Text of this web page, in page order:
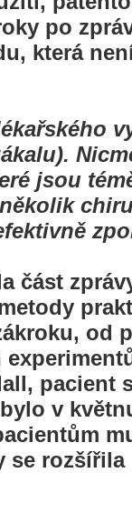
po
která
jsou
část
od
pacient
v
se